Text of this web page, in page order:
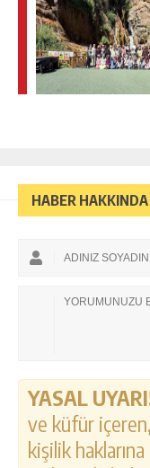
HABER
YASAL
ve küfür içeren,
kişilik